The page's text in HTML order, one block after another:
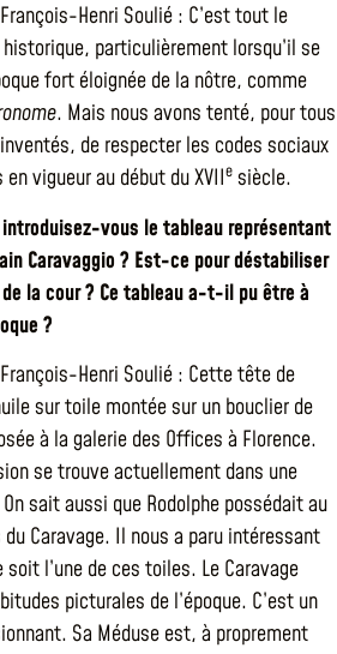
Henri Soulié : C’est tout le
particulièrement lorsqu’il se
fort éloignée de la nôtre, comme
. Mais nous avons tenté, pour tous
de respecter les codes sociaux
vigueur au début du XVIIe siècle.
vous le tableau représentant
Caravaggio ? Est-ce pour déstabiliser
la cour ? Ce tableau a-t-il pu être à
?
Henri Soulié : Cette tête de
sur toile montée sur un bouclier de
à la galerie des Offices à Florence.
se trouve actuellement dans une
sait aussi que Rodolphe possédait au
Caravage. Il nous a paru intéressant
l’une de ces toiles. Le Caravage
picturales de l’époque. C’est un
Sa Méduse est, à proprement